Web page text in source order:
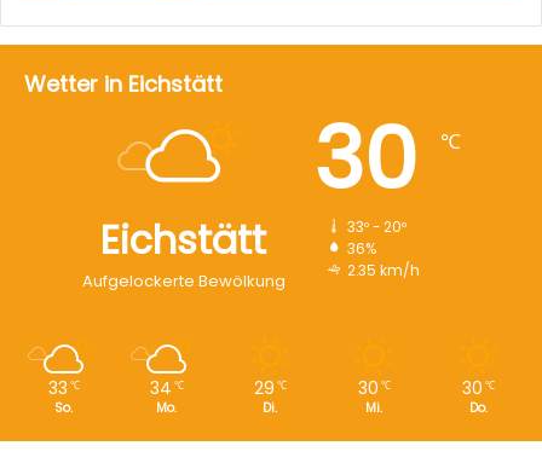
Wetter in Eichstätt
Eichstätt
Aufgelockerte Bewölkung
30 ℃
33º - 20º
36%
2.35 km/h
33 ℃
So.
34 ℃
Mo.
29 ℃
Di.
30 ℃
Mi.
30 ℃
Do.